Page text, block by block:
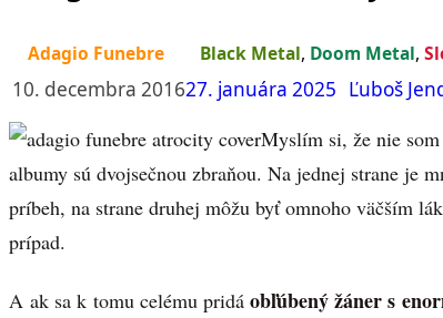
Adagio Funebre Black Metal, Doom Metal,
10. decembra 201627. januára 2025 Ľuboš
Myslím si, že nie som
albumy sú dvojsečnou zbraňou. Na jednej strane je
príbeh, na strane druhej môžu byť omnoho väčším
prípad.
A ak sa k tomu celému pridá obľúbený žáner s